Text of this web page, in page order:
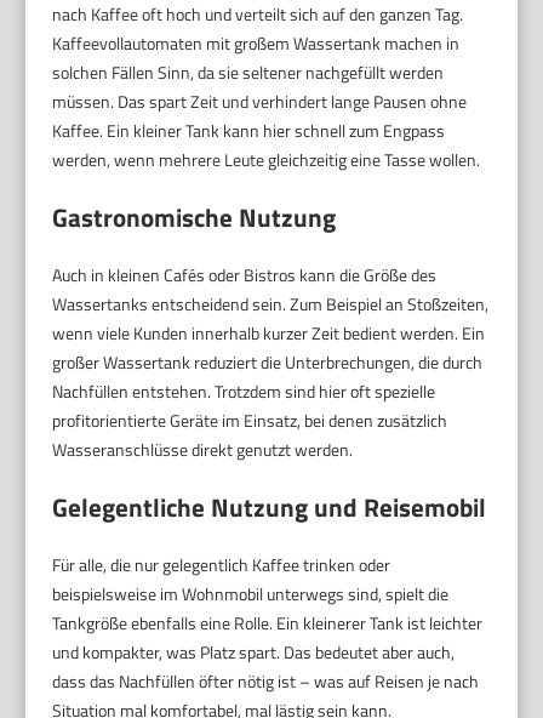
nach Kaffee oft hoch und verteilt sich auf den ganzen Tag.
Kaffeevollautomaten mit großem Wassertank machen in
solchen Fällen Sinn, da sie seltener nachgefüllt werden
müssen. Das spart Zeit und verhindert lange Pausen ohne
Kaffee. Ein kleiner Tank kann hier schnell zum Engpass
werden, wenn mehrere Leute gleichzeitig eine Tasse wollen.
Gastronomische Nutzung
Auch in kleinen Cafés oder Bistros kann die Größe des
Wassertanks entscheidend sein. Zum Beispiel an Stoßzeiten,
wenn viele Kunden innerhalb kurzer Zeit bedient werden. Ein
großer Wassertank reduziert die Unterbrechungen, die durch
Nachfüllen entstehen. Trotzdem sind hier oft spezielle
profitorientierte Geräte im Einsatz, bei denen zusätzlich
Wasseranschlüsse direkt genutzt werden.
Gelegentliche Nutzung und Reisemobil
Für alle, die nur gelegentlich Kaffee trinken oder
beispielsweise im Wohnmobil unterwegs sind, spielt die
Tankgröße ebenfalls eine Rolle. Ein kleinerer Tank ist leichter
und kompakter, was Platz spart. Das bedeutet aber auch,
dass das Nachfüllen öfter nötig ist – was auf Reisen je nach
Situation mal komfortabel, mal lästig sein kann.